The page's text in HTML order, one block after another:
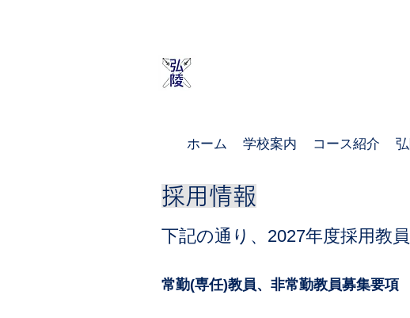
ホーム 学校案内 コース紹介
​採用情報
下記の通り、2027年度採用教
常勤(専任)教員、非常勤教員募集要項